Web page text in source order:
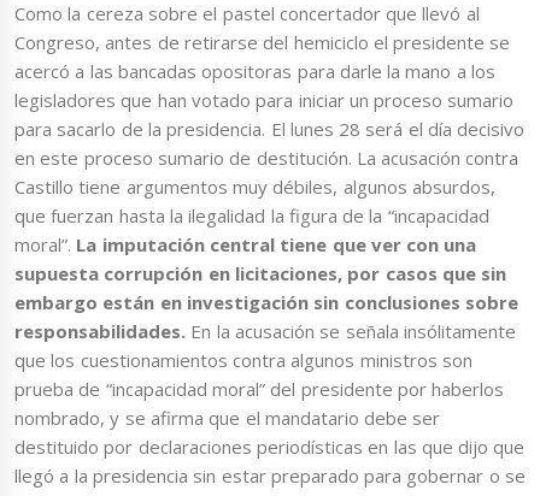
Como la cereza sobre el pastel concertador que llevó al
Congreso, antes de retirarse del hemiciclo el presidente se
acercó a las bancadas opositoras para darle la mano a los
legisladores que han votado para iniciar un proceso sumario
para sacarlo de la presidencia. El lunes 28 será el día decisivo
en este proceso sumario de destitución. La acusación contra
Castillo tiene argumentos muy débiles, algunos absurdos,
que fuerzan hasta la ilegalidad la figura de la “incapacidad
moral”. La imputación central tiene que ver con una
supuesta corrupción en licitaciones, por casos que sin
embargo están en investigación sin conclusiones sobre
responsabilidades. En la acusación se señala insólitamente
que los cuestionamientos contra algunos ministros son
prueba de “incapacidad moral” del presidente por haberlos
nombrado, y se afirma que el mandatario debe ser
destituido por declaraciones periodísticas en las que dijo que
llegó a la presidencia sin estar preparado para gobernar o se